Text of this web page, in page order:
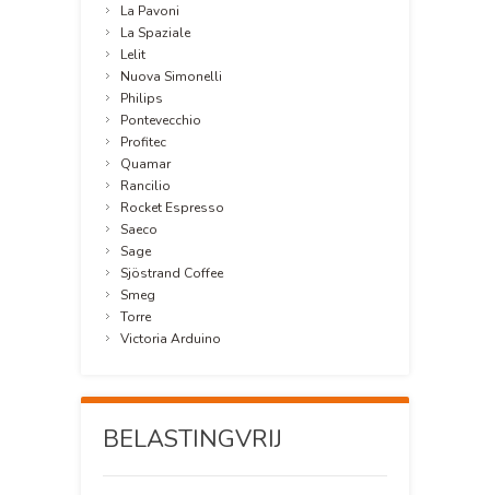
La Pavoni
La Spaziale
Lelit
Nuova Simonelli
Philips
Pontevecchio
Profitec
Quamar
Rancilio
Rocket Espresso
Saeco
Sage
Sjöstrand Coffee
Smeg
Torre
Victoria Arduino
BELASTINGVRIJ